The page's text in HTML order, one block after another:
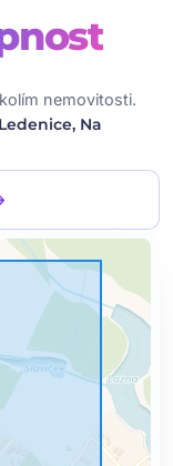
nemovitosti.
Na